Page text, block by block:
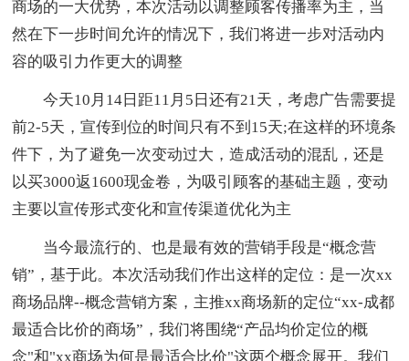
商场的一大优势，本次活动以调整顾客传播率为主，当
然在下一步时间允许的情况下，我们将进一步对活动内
容的吸引力作更大的调整
今天10月14日距11月5日还有21天，考虑广告需要提
前2-5天，宣传到位的时间只有不到15天;在这样的环境条
件下，为了避免一次变动过大，造成活动的混乱，还是
以买3000返1600现金卷，为吸引顾客的基础主题，变动
主要以宣传形式变化和宣传渠道优化为主
当今最流行的、也是最有效的营销手段是“概念营
销”，基于此。本次活动我们作出这样的定位：是一次xx
商场品牌--概念营销方案，主推xx商场新的定位“xx-成都
最适合比价的商场”，我们将围绕“产品均价定位的概
念"和"xx商场为何是最适合比价"这两个概念展开。我们